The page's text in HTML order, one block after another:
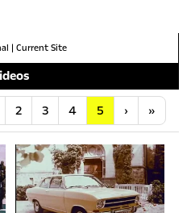
| Current Site
2 3 4 5 ›Nächste
»